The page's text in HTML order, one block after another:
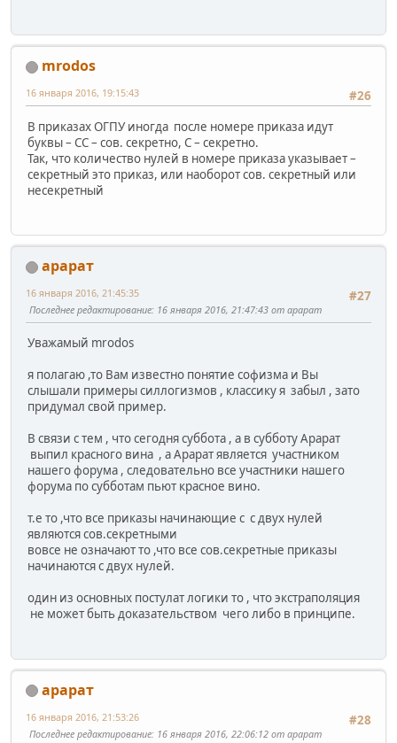
mrodos
#26
16 января 2016, 19:15:43
В приказах ОГПУ иногда после номере приказа идут
буквы – СС – сов. секретно, С – секретно.
Так, что количество нулей в номере приказа указывает –
секретный это приказ, или наоборот сов. секретный или
несекретный
арарат
#27
16 января 2016, 21:45:35
Последнее редактирование: 16 января 2016, 21:47:43 от арарат
Уважамый mrodos
я полагаю ,то Вам известно понятие софизма и Вы
слышали примеры силлогизмов , классику я забыл , зато
придумал свой пример.
В связи с тем , что сегодня суббота , а в субботу Арарат
выпил красного вина , а Арарат является участником
нашего форума , следовательно все участники нашего
форума по субботам пьют красное вино.
т.е то ,что все приказы начинающие с с двух нулей
являются сов.секретными
вовсе не означают то ,что все сов.секретные приказы
начинаются с двух нулей.
один из основных постулат логики то , что экстраполяция
не может быть доказательством чего либо в принципе.
арарат
#28
16 января 2016, 21:53:26
Последнее редактирование: 16 января 2016, 22:06:12 от арарат